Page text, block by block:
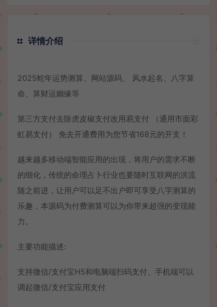
详情介绍
2025蛇年运势测算、网站源码、 风水起名、八字算
命、算财运姻缘等
第三方支付去除虎皮椒支付改用易支付 （通用市面彩
虹易支付） 免去开通费用为您节省168元的开支！
越来越多移动端智能应用的出现，将用户的需求不断
的细化，传统的命理占卜行业也要随时互联网的洪流
随之前进，让用户可以足不出户即可享受八字测算的
乐趣，本源码为付费测算可以为你带来超强的变现能
力。
主要功能描述:
支持微信/支付宝H5和电脑端扫码支付、手机端可以
调起微信/支付宝应用支付